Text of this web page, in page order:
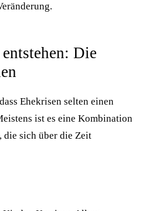
Die
Ehekrisen selten einen
ist es eine Kombination
die sich über die Zeit